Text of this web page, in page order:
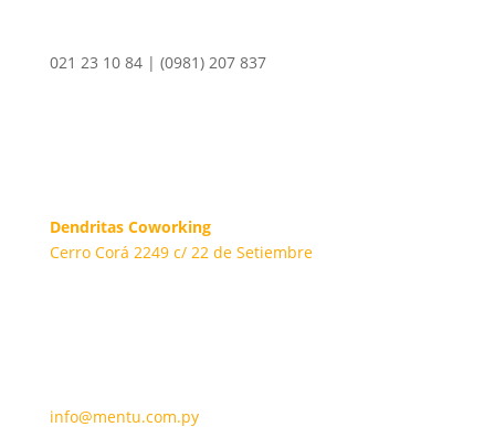
021 23 10 84 | (0981) 207 837
Dendritas Coworking
Cerro Corá 2249 c/ 22 de Setiembre
info@mentu.com.py